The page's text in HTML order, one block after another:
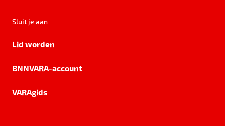
Sluit je aan
Lid worden
BNNVARA-account
VARAgids